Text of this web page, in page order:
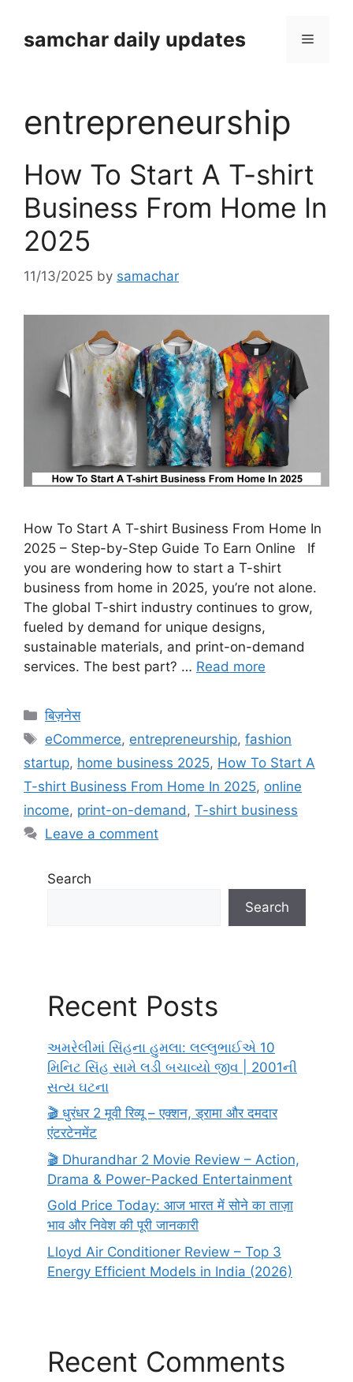
contentsamchar daily updates Menu
entrepreneurship
How To Start A T-shirt
Business From Home In
2025
11/13/2025 by samachar
How To Start A T-shirt Business From Home In
2025 – Step-by-Step Guide To Earn Online If
you are wondering how to start a T-shirt
business from home in 2025, you’re not alone.
The global T-shirt industry continues to grow,
fueled by demand for unique designs,
sustainable materials, and print-on-demand
services. The best part? … Read more
Categories
बिज़नेस
Tags
eCommerce, entrepreneurship,fashion
startup, home business 2025, How To Start A
T-shirt Business From Home In 2025, online
income, print-on-demand , T-shirt business
Leave a comment
Search
Search
Recent Posts
અમરેલીમાં સિંહના હુમલા: લલ્લુભાઈએ 10
મિનિટ સિંહ સામે લડી બચાવ્યો જીવ | 2001ની
સત્ય ઘટના
🎬 धुरंधर 2 मूवी रिव्यू – एक्शन, ड्रामा और दमदार
एंटरटेनमेंट
🎬 Dhurandhar 2 Movie Review – Action,
Drama & Power-Packed Entertainment
Gold Price Today: आज भारत में सोने का ताज़ा
भाव और निवेश की पूरी जानकारी
Lloyd Air Conditioner Review – Top 3
Energy Efficient Models in India (2026)
Recent Comments